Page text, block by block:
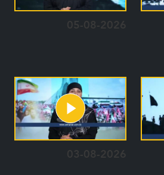
05-08-2026
03-08-2026